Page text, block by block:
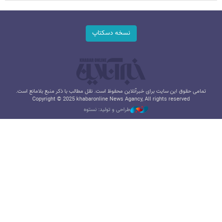
نسخه دسکتاپ
تمامی حقوق این سایت برای خبرآنلاین محفوظ است. نقل مطالب با ذکر منبع بلامانع است.
Copyright © 2025 khabaronline News Agancy, All rights reserved
طراحی و تولید: نستوه